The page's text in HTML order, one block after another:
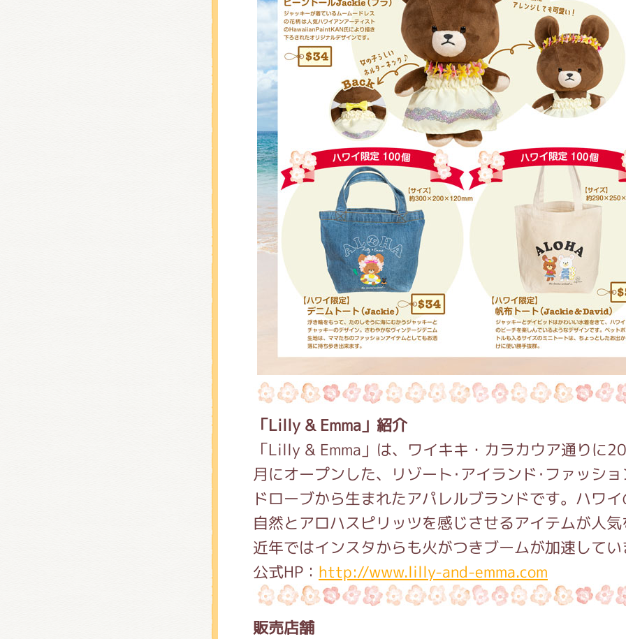
「Lilly & Emma」紹介
「Lilly & Emma」は、ワイキキ・カラカウア通りに
月にオープンした、リゾート･アイランド･ファッシ
ドローブから生まれたアパレルブランドです。ハワ
自然とアロハスピリッツを感じさせるアイテムが人
近年ではインスタからも火がつきブームが加速して
公式HP： http://www.lilly-and-emma.com
販売店舗